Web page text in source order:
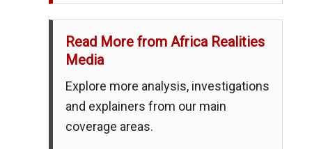
Read More from Africa Realities
Media
Explore more analysis, investigations
and explainers from our main
coverage areas.